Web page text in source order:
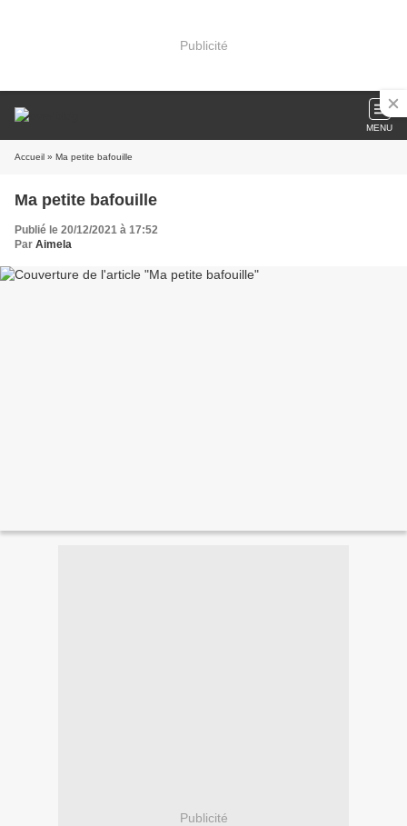
Publicité
MENU
Accueil » Ma petite bafouille
Ma petite bafouille
Publié le 20/12/2021 à 17:52
Par Aimela
Publicité